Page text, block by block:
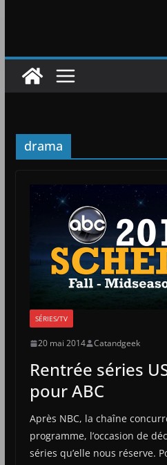
drama
SÉRIES/TV
20 mai 2014 Catandgeek
Rentrée séries
pour ABC
Après NBC, la chaîne
programme, l’occasion de
séries qu’elle nous réserve.